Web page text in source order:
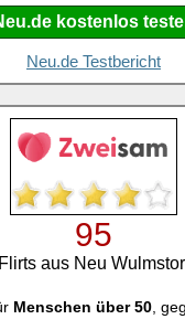
kostenlos
Neu.de Testbericht
95
Flirts aus Neu
Menschen über 50 ,